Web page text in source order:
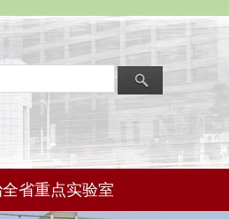
省重点实验室